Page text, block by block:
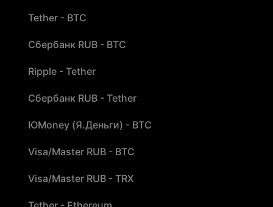
Tether - BTC
Сбербанк RUB - BTC
Ripple - Tether
Сбербанк RUB - Tether
ЮMoney (Я.Деньги) - BTC
Visa/Master RUB - BTC
Visa/Master RUB - TRX